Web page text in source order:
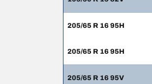
205/65 R 16 95H
205/65 R 16 95H
205/65 R 16 95V